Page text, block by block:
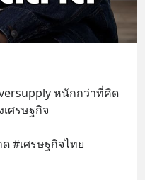
หนักกว่าที่คิด
ศรษฐกิจ
#เศรษฐกิจไทย